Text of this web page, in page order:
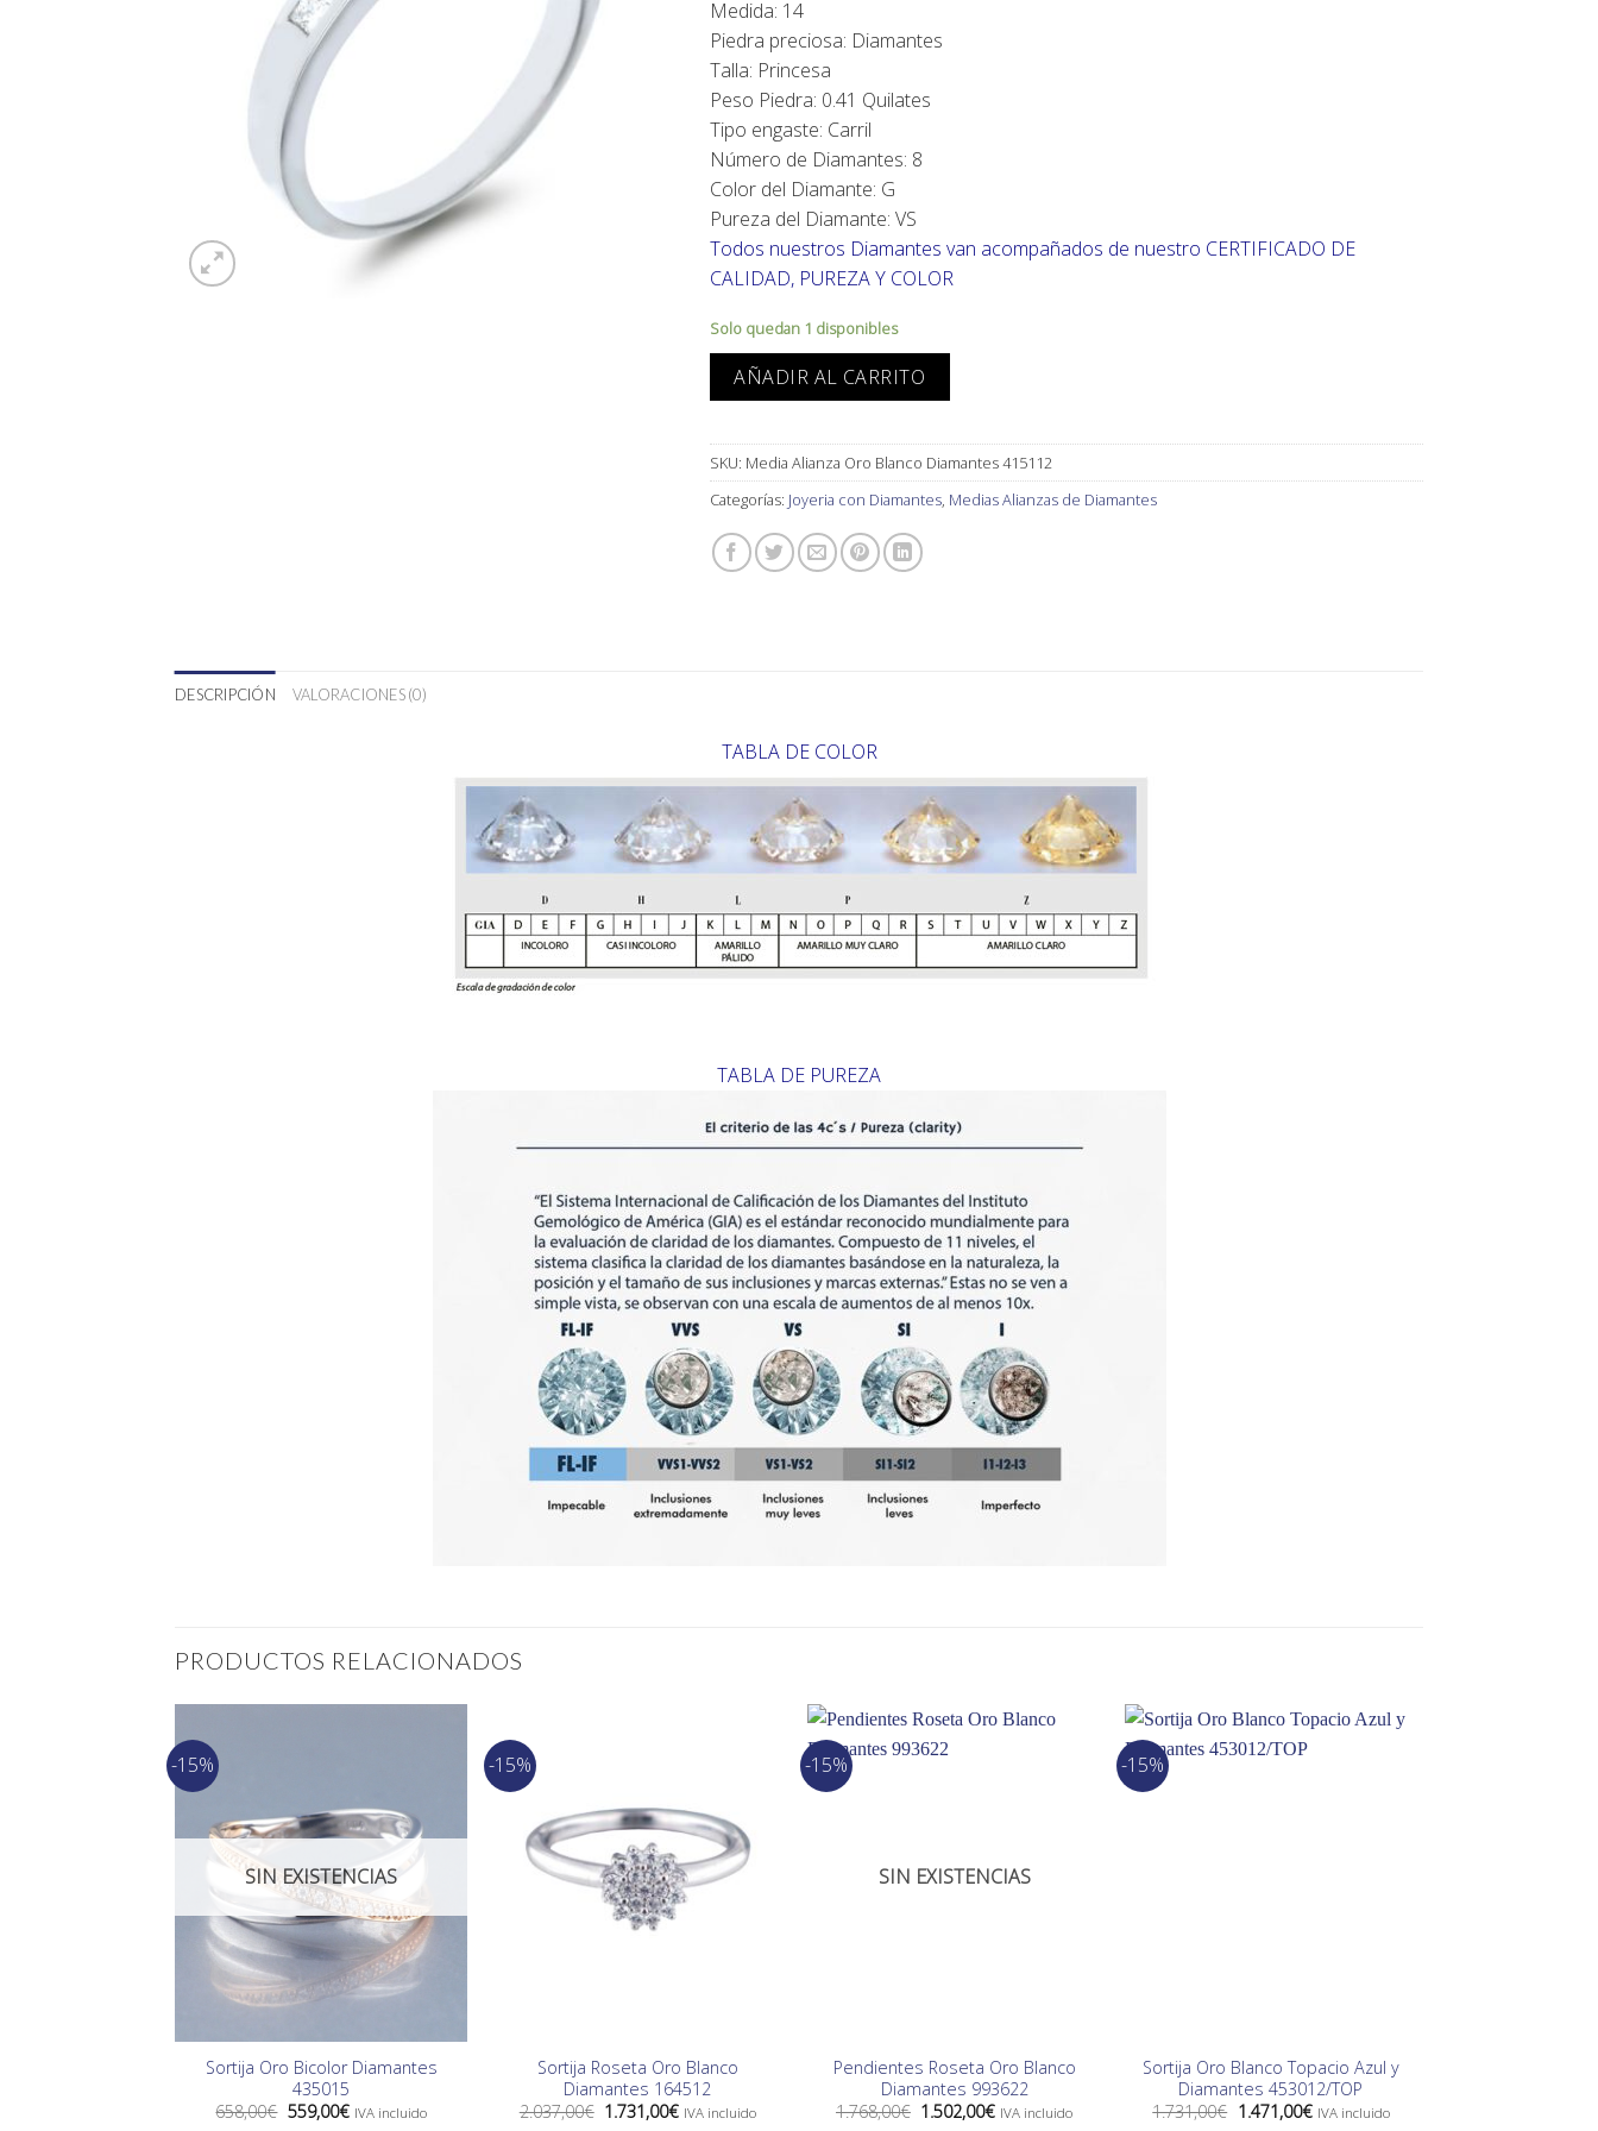
Medida: 14
Piedra preciosa: Diamantes
Talla: Princesa
Peso Piedra: 0.41 Quilates
Tipo engaste: Carril
Número de Diamantes: 8
Color del Diamante: G
Pureza del Diamante: VS
Todos nuestros Diamantes van acompañados de nuestro CERTIFICADO DE
CALIDAD, PUREZA Y COLOR
Solo quedan 1 disponibles
AÑADIR AL CARRITO
SKU: Media Alianza Oro Blanco Diamantes 415112
Categorías: Joyeria con Diamantes, Medias Alianzas de Diamantes
DESCRIPCIÓN VALORACIONES (0)
TABLA DE COLOR
TABLA DE PUREZA
PRODUCTOS RELACIONADOS
-15%
SIN EXISTENCIAS
Sortija Oro Bicolor Diamantes
435015
658,00€ El
559,00€ElIVA incluido
-15%
Sortija Roseta Oro Blanco
Diamantes 164512
2.037,00€ El
1.731,00€ElIVA incluido
-15%
SIN EXISTENCIAS
Pendientes Roseta Oro Blanco
Diamantes 993622
1.768,00€ El
1.502,00€ElIVA incluido
-15%
Sortija Oro Blanco Topacio Azul y
Diamantes 453012/TOP
1.731,00€ El
1.471,00€ElIVA incluido